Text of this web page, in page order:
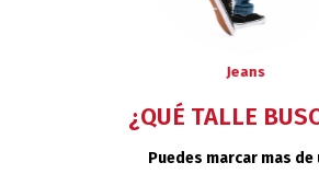
Jeans
¿QUÉ TALLE
Puedes marcar mas de